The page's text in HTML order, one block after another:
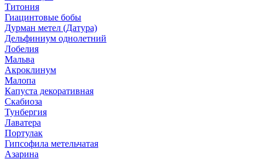
Титония
Гиацинтовые бобы
Дурман метел (Датура)
Дельфиниум однолетний
Лобелия
Мальва
Акроклинум
Малопа
Капуста декоративная
Скабиоза
Тунбергия
Лаватера
Портулак
Гипсофила метельчатая
Азарина